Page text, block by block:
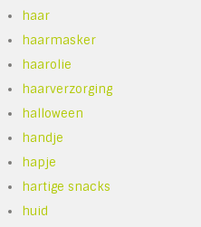
haar
haarmasker
haarolie
haarverzorging
halloween
handje
hapje
hartige snacks
huid